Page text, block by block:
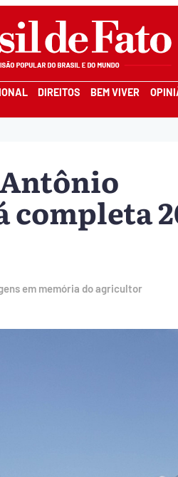
DIREITOS BEM VIVER
completa
em memória do agricultor